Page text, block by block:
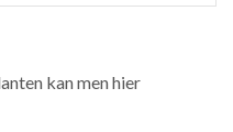
kan men hier